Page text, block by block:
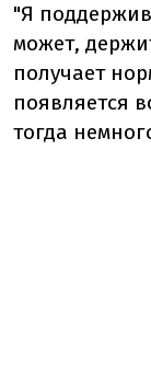
"Я
может,
получает
появляется
тогда